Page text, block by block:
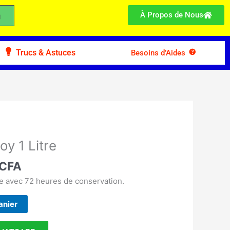
À Propos de Nous
Trucs & Astuces Besoins d’Aides
1 Litre
prix
actuel
7.000 CFA.
avec 72 heures de conservation.